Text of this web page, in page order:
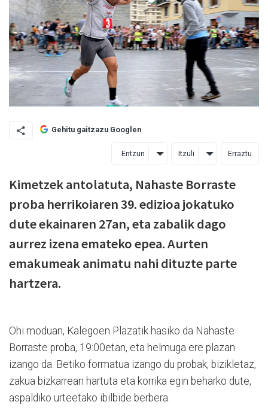
Gehitu gaitzazu Googlen
Entzun Itzuli Erraztu
Kimetzek antolatuta, Nahaste Borraste
proba herrikoiaren 39. edizioa jokatuko
dute ekainaren 27an, eta zabalik dago
aurrez izena emateko epea. Aurten
emakumeak animatu nahi dituzte parte
hartzera.
Ohi moduan, Kalegoen Plazatik hasiko da Nahaste
Borraste proba, 19:00etan, eta helmuga ere plazan
izango da. Betiko formatua izango du probak, bizikletaz,
zakua bizkarrean hartuta eta korrika egin beharko dute,
aspaldiko urteetako ibilbide berbera.